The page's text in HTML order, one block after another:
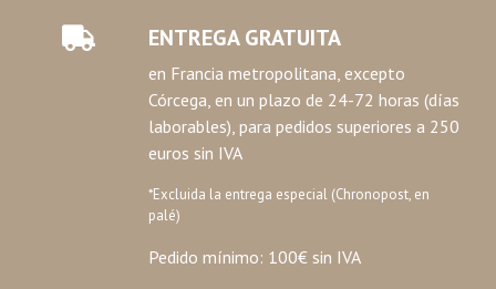
ENTREGA GRATUITA
en Francia metropolitana, excepto
Córcega, en un plazo de 24-72 horas (días
laborables), para pedidos superiores a 250
euros sin IVA
*Excluida la entrega especial (Chronopost, en
palé)
Pedido mínimo: 100€ sin IVA